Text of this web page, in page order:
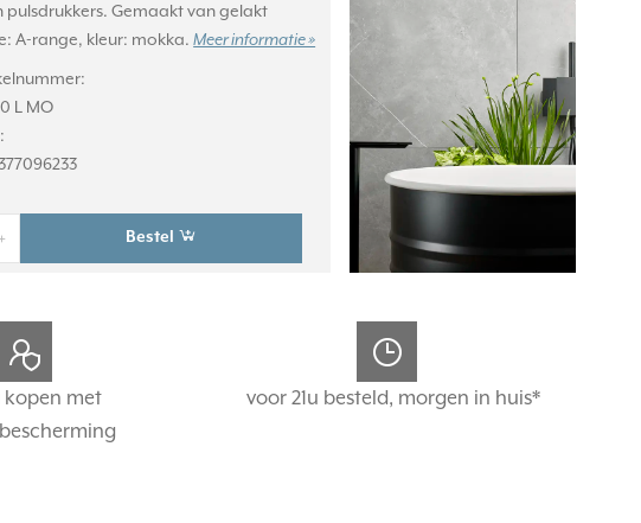
Gemaakt van gelakt
A-range, kleur: mokka.Meer informatie »
L MO
Bestel
kopen met
voor 21u besteld, morgen in huis*